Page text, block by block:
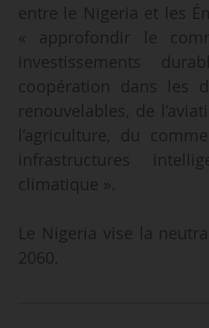
entre le Nigeria et les
« approfondir le
investissements
coopération dans les
renouvelables, de
l’agriculture, du
infrastructures
climatique ».
Le Nigeria vise la
2060.